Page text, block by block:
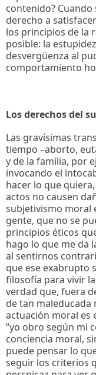
contenido?
derecho a
los principios de la
posible: la
desvergüenza al
comportamiento
Los derechos del
Las gravísimas
tiempo –aborto,
y de la familia, por
invocando el
hacer lo que
actos no causen
subjetivismo moral
gente, que no se
principios éticos
hago lo que me da
al sentirnos
que ese exabrupto
filosofía para vivir la
verdad que, fuera
de tan
actuación moral es
”yo obro según mi
conciencia moral,
puede pensar lo
seguir los criterios